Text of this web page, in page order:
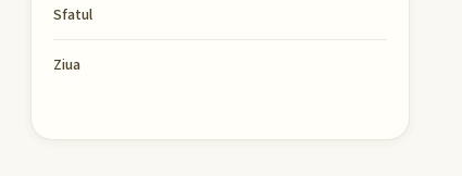
Sfatul
Ziua